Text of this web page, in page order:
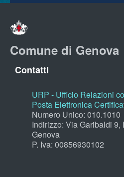
Comune di Genova
Contatti
URP - Ufficio Relazioni
Posta Elettronica
Numero Unico: 010.1010
Indirizzo: Via Garibaldi
Genova
P. Iva: 00856930102